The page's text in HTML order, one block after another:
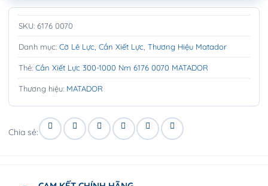
SKU: 6176 0070
Danh mục: Cờ Lê Lực, Cần Xiết Lực, Thương Hiệu Matador
Thẻ: Cần Xiết Lực 300-1000 Nm 6176 0070 MATADOR
Thương hiệu: MATADOR
Chia sẻ: